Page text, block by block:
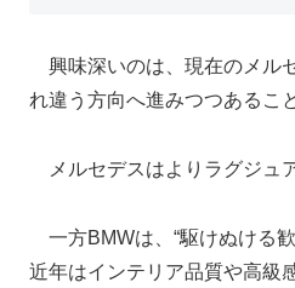
興味深いのは、現在のメル
れ違う方向へ進みつつあるこ
メルセデスはよりラグジュ
一方BMWは、“駆けぬける歓
近年はインテリア品質や高級